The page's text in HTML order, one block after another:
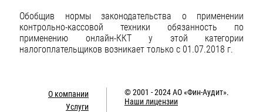
Обобщив нормы законодательства о применении
контрольно-кассовой техники обязанность по
применению онлайн-ККТ у этой категории
налогоплательщиков возникает только с 01.07.2018 г.
О компании
Услуги
© 2001 - 2024АО «Фин-Аудит».
Наши лицензии